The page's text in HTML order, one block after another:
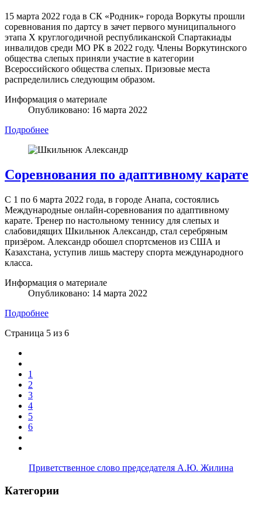
15 марта 2022 года в СК «Родник» города Воркуты прошли
соревнования по дартсу в зачет первого муниципального
этапа X круглогодичной республиканской Спартакиады
инвалидов среди МО РК в 2022 году. Члены Воркутинского
общества слепых приняли участие в категории
Всероссийского общества слепых. Призовые места
распределились следующим образом.
Информация о материале
Опубликовано: 16 марта 2022
Подробнее
Соревнования по адаптивному карате
С 1 по 6 марта 2022 года, в городе Анапа, состоялись
Международные онлайн-соревнования по адаптивному
карате. Тренер по настольному теннису для слепых и
слабовидящих Шкильнюк Александр, стал серебряным
призёром. Александр обошел спортсменов из США и
Казахстана, уступив лишь мастеру спорта международного
класса.
Информация о материале
Опубликовано: 14 марта 2022
Подробнее
Страница 5 из 6
1
2
3
4
5
6
Приветственное слово председателя А.Ю. Жилина
Категории